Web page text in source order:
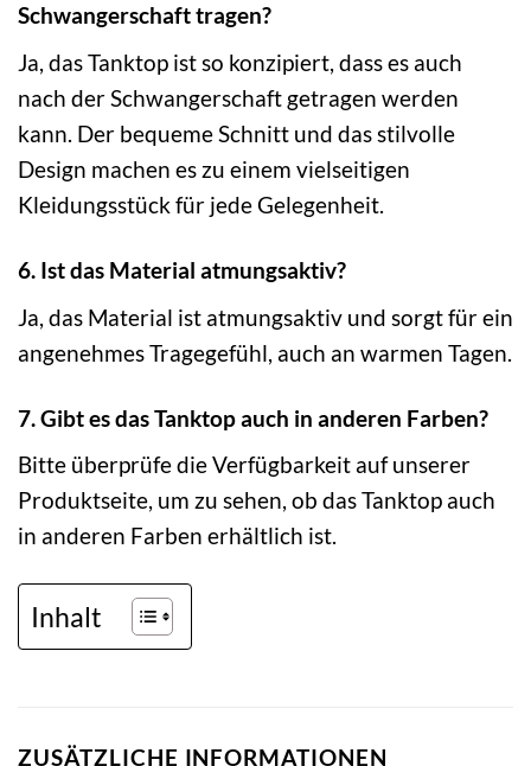
Schwangerschaft tragen?
Ja, das Tanktop ist so konzipiert, dass es auch
nach der Schwangerschaft getragen werden
kann. Der bequeme Schnitt und das stilvolle
Design machen es zu einem vielseitigen
Kleidungsstück für jede Gelegenheit.
6. Ist das Material atmungsaktiv?
Ja, das Material ist atmungsaktiv und sorgt für ein
angenehmes Tragegefühl, auch an warmen Tagen.
7. Gibt es das Tanktop auch in anderen Farben?
Bitte überprüfe die Verfügbarkeit auf unserer
Produktseite, um zu sehen, ob das Tanktop auch
in anderen Farben erhältlich ist.
Inhalt
ZUSÄTZLICHE INFORMATIONEN